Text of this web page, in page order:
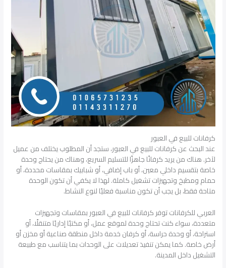
كرفانات للبيع في العبور
عند البحث عن كرفانات للبيع في العبور، ستجد أن المطلوب يختلف من عميل
لآخر. هناك من يريد كرفانًا جاهزًا للتسليم السريع، وهناك من يحتاج وحدة
خاصة بتقسيم داخلي معين، أو باب إضافي، أو شبابيك بمقاسات محددة، أو
حمام ومطبخ وتجهيزات تشغيل كاملة. لهذا لا يكفي أن تكون الوحدة
متاحة فقط، بل يجب أن تكون مناسبة فعليًا لنوع النشاط.
العربي للكرفانات توفر كرفانات للبيع في العبور بمقاسات وتجهيزات
متعددة، سواء كنت تحتاج وحدة لموقع عمل، أو مكتبًا إداريًا متنقلًا، أو
استراحة، أو وحدة حراسة، أو كرفان خدمة داخل منطقة صناعية أو مخزن أو
أرض خاصة. كما يمكن تنفيذ تعديلات على الوحدات بما يتناسب مع طبيعة
التشغيل داخل المدينة.